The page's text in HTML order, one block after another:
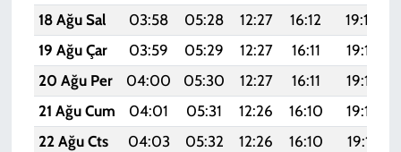
18 Ağu Sal
03:58 05:28 12:27 16:12 19:16
19 Ağu Çar
03:59 05:29 12:27 16:11 19:15
20 Ağu Per
04:00 05:30 12:27 16:11 19:13
21 Ağu Cum
04:01 05:31 12:26 16:10 19:12
22 Ağu Cts
04:03 05:32 12:26 16:10 19:11